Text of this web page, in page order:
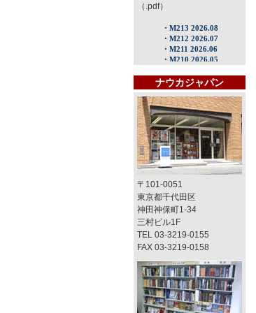
（.pdf）
ナウカジャパン
〒101-0051
東京都千代田区
神田神保町1-34
三村ビル1F
TEL 03-3219-0155
FAX 03-3219-0158